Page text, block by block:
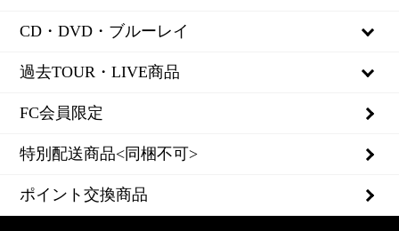
その他
全アイテム
ベビー用品
小物
全アイテム
ステーショナリー
小物類
カー用品
ペット用品
書籍・写真集
Eikichi Yazawa ウェア
全アイテム
シルバー
その他
全アイテム
CD・DVD・ブルーレイ
CD
DVD・ブルーレイ
全アイテム
過去TOUR・LIVE商品
DoIt!YAZAWA2025GOODS
FIGHT ON2024 GOODS
Welcome to Rock'n'Roll 2023 GOODS
FC会員限定
特別配送商品<同梱不可>
ポイント交換商品